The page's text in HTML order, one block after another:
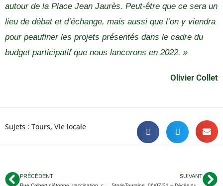
autour de la Place Jean Jaurès. Peut-être que ce sera un
lieu de débat et d’échange, mais aussi que l’on y viendra
pour peaufiner les projets présentés dans le cadre du
budget participatif que nous lancerons en 2022. »
Olivier Collet
Sujets : Tours, Vie locale
PRÉCÉDENT SUIVANT